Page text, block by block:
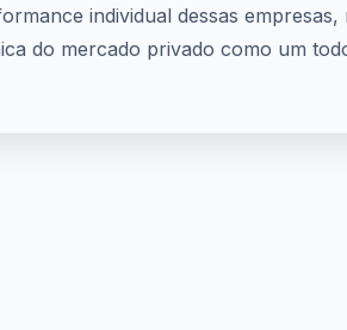
individual dessas empresas,
do mercado privado como um